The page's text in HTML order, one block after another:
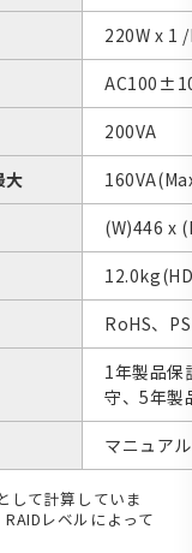
220W x 1
200VA
大
(W)446 x
RoHS、
1年製品保
守、5年製
マニュア
て計算していま
レベルによって